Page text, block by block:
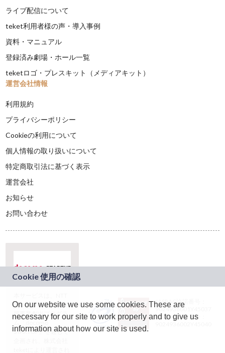
ライブ配信について
teket利用者様の声・導入事例
資料・マニュアル
登録済み劇場・ホール一覧
teketロゴ・プレスキット（メディアキット）
運営会社情報
利用規約
プライバシーポリシー
Cookieの利用について
個人情報の取り扱いについて
特定商取引法に基づく表示
運営会社
お知らせ
お問い合わせ
ドコモグループの新
規事業創出プログラ
ム「docomo
STARTUP」を通じて
JASRAC許諾番号：
9024936001Y45037
JASRAC許諾番号：
On our website we use some cookies. These are
necessary for our site to work properly and to give us
information about how our site is used.